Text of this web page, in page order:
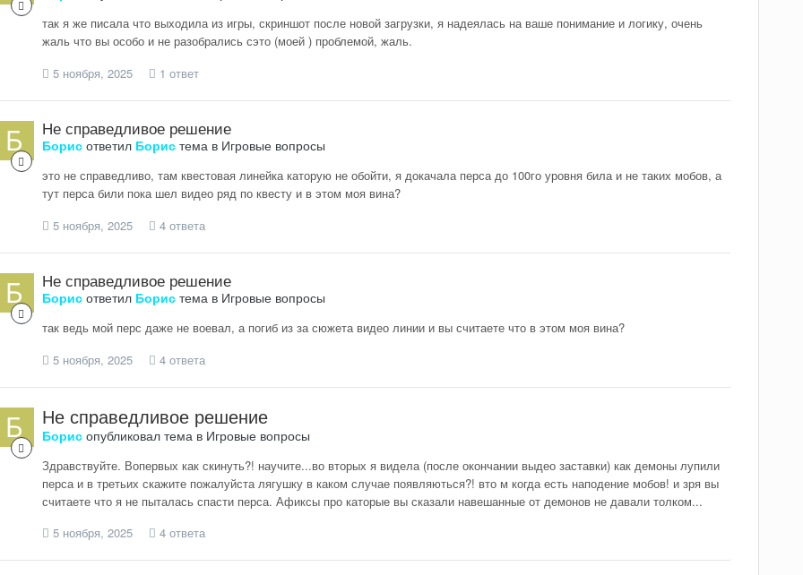
так я же писала что выходила из игры, скриншот после новой загрузки, я надеялась на ваше понимание и логику, очень
жаль что вы особо и не разобрались сэто (моей ) проблемой, жаль.
5 ноября, 2025
1 ответ
Не справедливое решение
Борисответил Бористема в Игровые вопросы
это не справедливо, там квестовая линейка каторую не обойти, я докачала перса до 100го уровня била и не таких мобов, а
тут перса били пока шел видео ряд по квесту и в этом моя вина?
5 ноября, 2025
4 ответа
Не справедливое решение
Борисответил Бористема в Игровые вопросы
так ведь мой перс даже не воевал, а погиб из за сюжета видео линии и вы считаете что в этом моя вина?
5 ноября, 2025
4 ответа
Не справедливое решение
Борисопубликовал тема в Игровые вопросы
Здравствуйте. Вопервых как скинуть?! научите...во вторых я видела (после окончании выдео заставки) как демоны лупили
перса и в третьих скажите пожалуйста лягушку в каком случае появляються?! вто м когда есть наподение мобов! и зря вы
считаете что я не пыталась спасти перса. Афиксы про каторые вы сказали навешанные от демонов не давали толком...
5 ноября, 2025
4 ответа